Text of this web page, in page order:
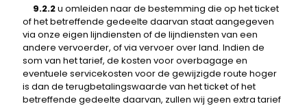
9.2.2u omleiden naar de bestemming die op het ticket
of het betreffende gedeelte daarvan staat aangegeven
via onze eigen lijndiensten of de lijndiensten van een
andere vervoerder, of via vervoer over land. Indien de
som van het tarief, de kosten voor overbagage en
eventuele servicekosten voor de gewijzigde route hoger
is dan de terugbetalingswaarde van het ticket of het
betreffende gedeelte daarvan, zullen wij geen extra tarief